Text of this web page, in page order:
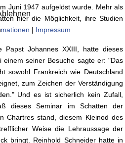
Juni 1947 aufgelöst wurde. Mehr als
hier die Möglichkeit, ihre Studien
Papst Johannes XXIII, hatte dieses
einem seiner Besuche sagte er: "Das
sowohl Frankreich wie Deutschland
zum Zeichen der Verständigung
Und es ist sicherlich kein Zufall,
dieses Seminar im Schatten der
Chartres stand, diesem Kleinod des
Weise die Lehraussage der
bringt. Reinhold Schneider hatte in
| Impressum